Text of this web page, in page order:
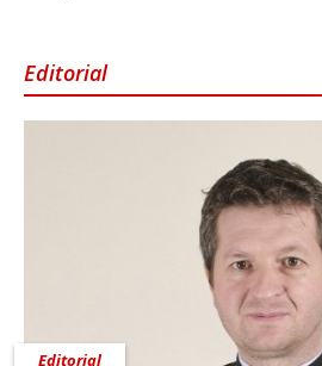
Editorial
Editorial